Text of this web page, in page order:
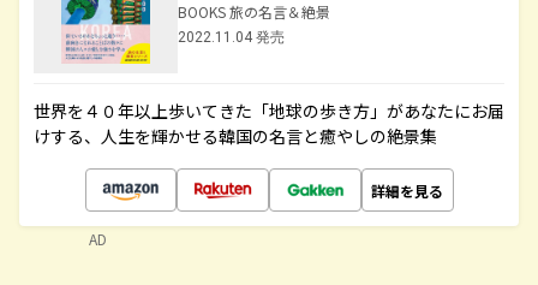
BOOKS 旅の名言＆絶景
2022.11.04 発売
世界を４０年以上歩いてきた「地球の歩き方」があなたにお届
けする、人生を輝かせる韓国の名言と癒やしの絶景集
詳細を見る
AD